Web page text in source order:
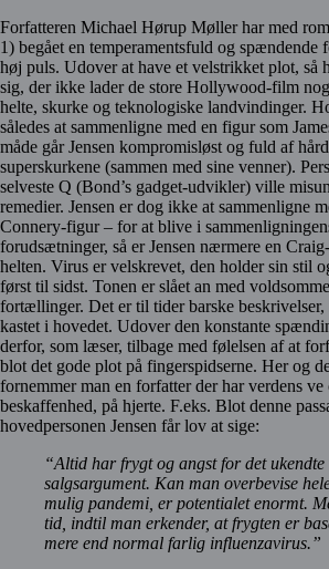
Forfatteren Michael Hørup Møller har med
1) begået en temperamentsfuld og
høj puls. Udover at have et velstrikket plot, så
sig, der ikke lader de store Hollywood-film
helte, skurke og teknologiske landvindinger.
således at sammenligne med en figur som
måde går Jensen kompromisløst og fuld af
superskurkene (sammen med sine venner).
selveste Q (Bond’s gadget-udvikler) ville
remedier. Jensen er dog ikke at sammenligne
Connery-figur – for at blive i
forudsætninger, så er Jensen nærmere en
helten. Virus er velskrevet, den holder sin stil
først til sidst. Tonen er slået an med
fortællinger. Det er til tider barske
kastet i hovedet. Udover den konstante
derfor, som læser, tilbage med følelsen af at
blot det gode plot på fingerspidserne. Her og
fornemmer man en forfatter der har verdens ve
beskaffenhed, på hjerte. F.eks. Blot denne
hovedpersonen Jensen får lov at sige:
“Altid har frygt og angst for det ukendte
salgsargument. Kan man overbevise
mulig pandemi, er potentialet enormt.
tid, indtil man erkender, at frygten er
mere end normal farlig influenzavirus.”